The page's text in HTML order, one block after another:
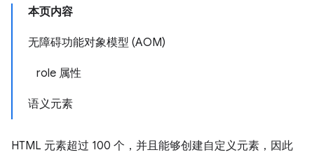
本页内容
无障碍功能对象模型 (AOM)
role 属性
语义元素
HTML 元素超过 100 个，并且能够创建自定义元素，因此